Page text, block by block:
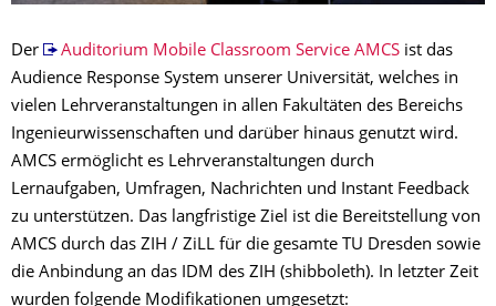
Der Auditorium Mobile Classroom Service AMCSist das
Audience Response System unserer Universität, welches in
vielen Lehrveranstaltungen in allen Fakultäten des Bereichs
Ingenieurwissenschaften und darüber hinaus genutzt wird.
AMCS ermöglicht es Lehrveranstaltungen durch
Lernaufgaben, Umfragen, Nachrichten und Instant Feedback
zu unterstützen. Das langfristige Ziel ist die Bereitstellung von
AMCS durch das ZIH / ZiLL für die gesamte TU Dresden sowie
die Anbindung an das IDM des ZIH (shibboleth). In letzter Zeit
wurden folgende Modifikationen umgesetzt: